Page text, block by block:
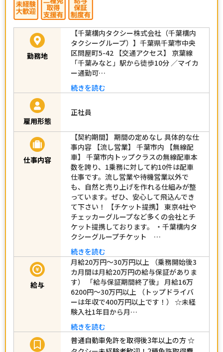
勤務地
【千葉構内タクシー株式会社（千葉構内
タクシーグループ）】千葉県千葉市中央
区問屋町5-42 【交通アクセス】 京葉線
「千葉みなと」駅から徒歩10分 ／マイカ
ー通勤可…
続きを読む
雇用形態
正社員
仕事内容
【契約期間】 期間の定めなし 具体的な仕
事内容 【流し営業】 千葉市内 【無線配
車】 千葉市内トップクラスの無線配車本
数を誇り、1乗務に対して約10件は配車
仕事です。流し営業や待機営業以外で
も、自然と売り上げを作れる仕組みが整
っています。ぜひ、安心して飛込んでき
て下さい！ 【チケット提携】 東京4社や
チェッカーグループなど多くの会社とチ
ケット提携しております。 ・千葉構内タ
クシーグループチケット …
続きを読む
給与
月給20万円～30万円以上 （乗務開始後3
カ月間は月給20万円の給与保証がありま
す） 「給与保証期間終了後」 月給16万
6200円～30万円以上 （トップドライバ
ーは年収で400万円以上です！） ☆未経
験入社1年目から月…
続きを読む
普通自動車免許を取得後3年以上の方☆